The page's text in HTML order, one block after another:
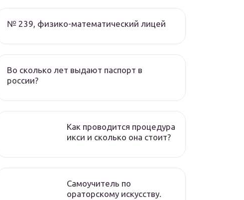
№ 239, физико-математический лицей
Во сколько лет выдают паспорт в
россии?
Как проводится процедура
икси и сколько она стоит?
Самоучитель по
ораторскому искусству.